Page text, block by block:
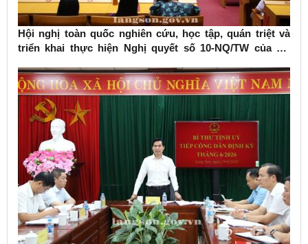
Hội nghị toàn quốc nghiên cứu, học tập, quán triệt và
triển khai thực hiện Nghị quyết số 10-NQ/TW của Bộ